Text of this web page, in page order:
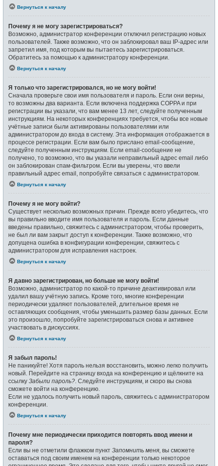
Вернуться к началу
Почему я не могу зарегистрироваться?
Возможно, администратор конференции отключил регистрацию новых
пользователей. Также возможно, что он заблокировал ваш IP-адрес или
запретил имя, под которым вы пытаетесь зарегистрироваться.
Обратитесь за помощью к администратору конференции.
Вернуться к началу
Я только что зарегистрировался, но не могу войти!
Сначала проверьте свои имя пользователя и пароль. Если они верны,
то возможны два варианта. Если включена поддержка COPPA и при
регистрации вы указали, что вам менее 13 лет, следуйте полученным
инструкциям. На некоторых конференциях требуется, чтобы все новые
учётные записи были активированы пользователями или
администратором до входа в систему. Эта информация отображается в
процессе регистрации. Если вам было прислано email-сообщение,
следуйте полученным инструкциям. Если email-сообщение не
получено, то возможно, что вы указали неправильный адрес email либо
он заблокирован спам-фильтром. Если вы уверены, что ввели
правильный адрес email, попробуйте связаться с администратором.
Вернуться к началу
Почему я не могу войти?
Существует несколько возможных причин. Прежде всего убедитесь, что
вы правильно вводите имя пользователя и пароль. Если данные
введены правильно, свяжитесь с администратором, чтобы проверить,
не был ли вам закрыт доступ к конференции. Также возможно, что
допущена ошибка в конфигурации конференции, свяжитесь с
администратором для исправления настроек.
Вернуться к началу
Я давно зарегистрирован, но больше не могу войти!
Возможно, администратор по какой-то причине деактивировал или
удалил вашу учётную запись. Кроме того, многие конференции
периодически удаляют пользователей, длительное время не
оставляющих сообщения, чтобы уменьшить размер базы данных. Если
это произошло, попробуйте зарегистрироваться снова и активнее
участвовать в дискуссиях.
Вернуться к началу
Я забыл пароль!
Не паникуйте! Хотя пароль нельзя восстановить, можно легко получить
новый. Перейдите на страницу входа на конференцию и щёлкните на
ссылку Забыли пароль? . Следуйте инструкциям, и скоро вы снова
сможете войти на конференцию.
Если не удалось получить новый пароль, свяжитесь с администратором
конференции.
Вернуться к началу
Почему мне периодически приходится повторять ввод имени и
пароля?
Если вы не отметили флажком пункт Запомнить меня , вы сможете
оставаться под своим именем на конференции только некоторое